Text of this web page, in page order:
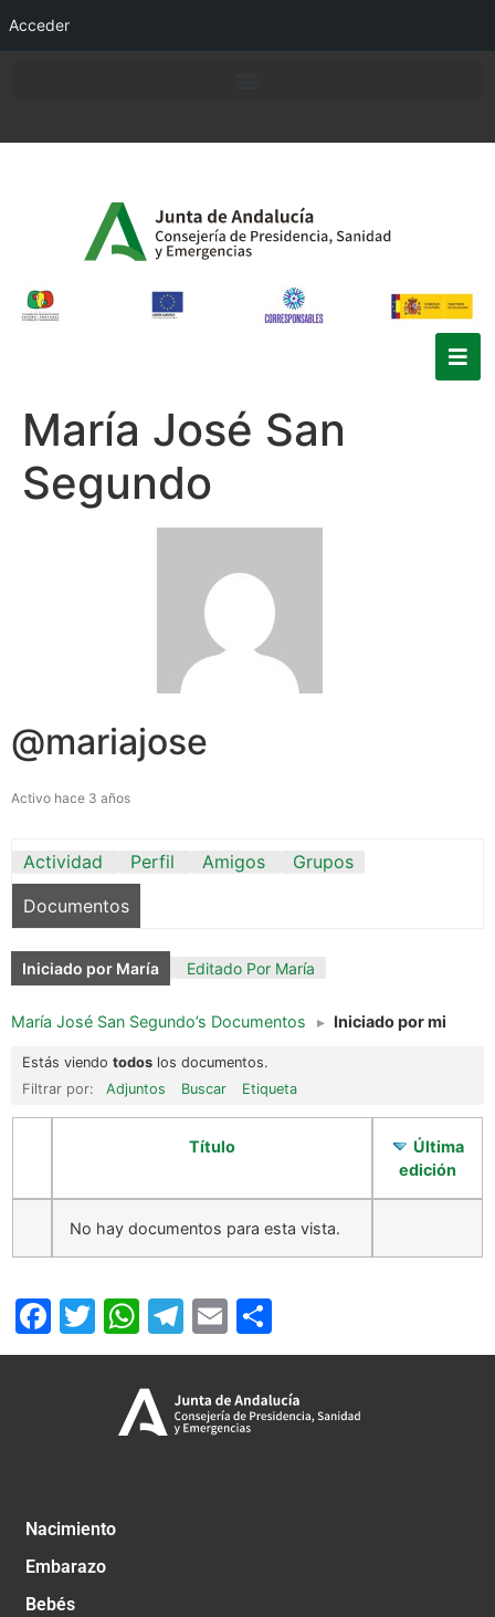
Acceder
María José San
Segundo
@mariajose
Activo hace 3 años
Actividad Perfil Amigos
Grupos
Documentos
Iniciado por María Editado Por María
María José San Segundo’s Documentos ▸ Iniciado por mi
Estás viendo todos los documentos.
Filtrar por:
Adjuntos Buscar Etiqueta
Título
Última
edición
No hay documentos para esta vista.
Facebook
Twitter
WhatsApp
Telegram
Email
Nacimiento
Embarazo
Bebés